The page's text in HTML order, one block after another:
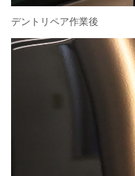
デントリペア作業後